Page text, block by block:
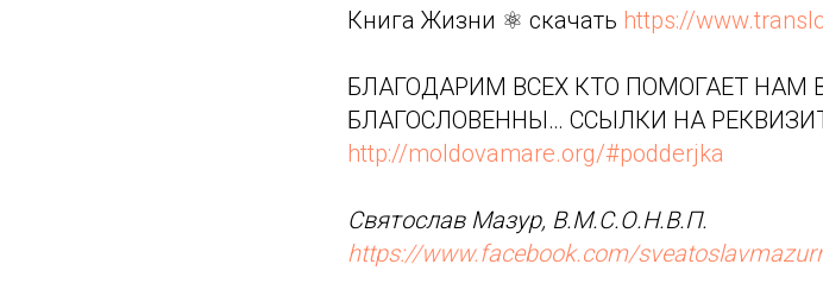
Книга Жизни ⚛️ скачать https://
БЛАГОДАРИМ ВСЕХ КТО ПОМОГАЕТ НАМ
БЛАГОСЛОВЕННЫ… ССЫЛКИ НА
http://moldovamare.org/#podderjka
Святослав Мазур, В.М.С.О.Н.В.П.
https://www.facebook.com/